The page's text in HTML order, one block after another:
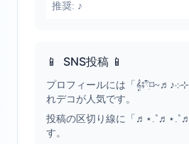
推奨: ♪
📱 SNS投稿 📱
プロフィールには「𝄞⨾𓍢ִ໋⌑~♬♪܀⊹」のようなおしゃ
れデコが人気です。
投稿の区切り線に「
す。